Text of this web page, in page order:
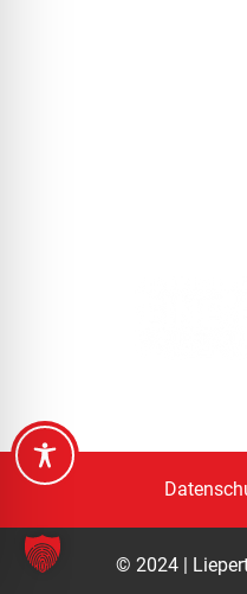
© 2024 |